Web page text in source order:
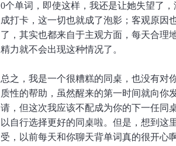
0个单词，即使这样，我还是让她失望了
成打卡，这一切也就成了泡影；客观原因
了，其实也都来自于主观方面，每天合理
精力就不会出现这种情况了。
总之，我是一个很糟糕的同桌，也没有对
质性的帮助，虽然醒来的第一时间就向你
请，但这次我应该不配成为你的下一任同
以自行选择更好的同桌啦。但是，想到这
受，以前每天和你聊天背单词真的很开心